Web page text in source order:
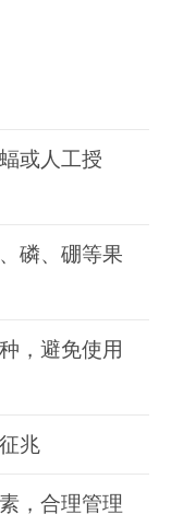
或人工授
磷、硼等果
，避免使用
兆
，合理管理